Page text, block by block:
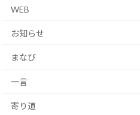
WEB
お知らせ
まなび
一言
寄り道